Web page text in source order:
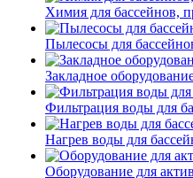
Химия для бассейнов,
Пылесосы для
Закладное
Фильтрация воды для
Нагрев воды для
Оборудование для